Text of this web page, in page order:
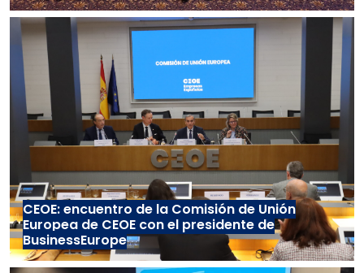
CEOE: encuentro de la Comisión de Unión
Europea de CEOE con el presidente de
BusinessEurope